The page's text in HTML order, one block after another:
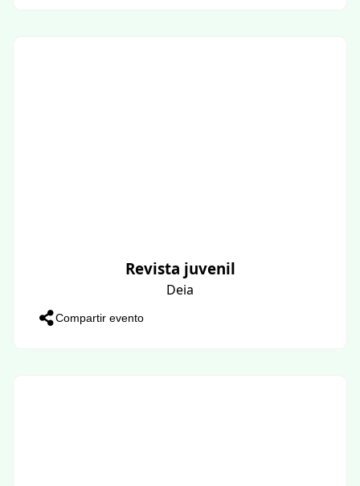
Revista juvenil
Deia
Compartir evento